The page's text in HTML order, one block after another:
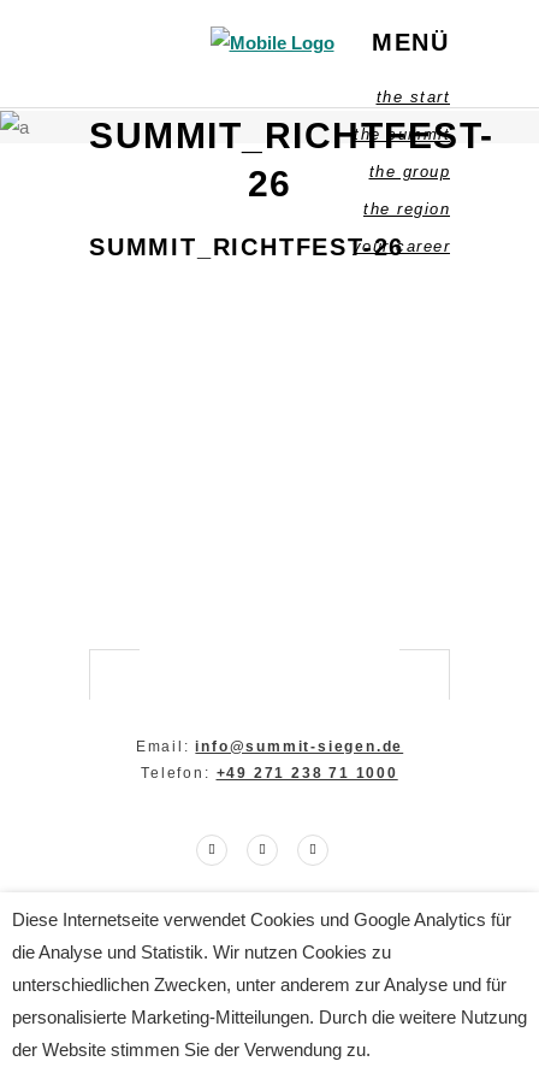
MENÜ
the start
the summit
the group
the region
your career
SUMMIT_RICHTFEST-
26
SUMMIT_RICHTFEST-26
Email:info@summit-siegen.de
Telefon: +49 271 238 71 1000
Copyright The SUMMIT 2024
All Rights Reserved
Impressum|Datenschutz
Diese Internetseite verwendet Cookies und Google Analytics für
die Analyse und Statistik. Wir nutzen Cookies zu
unterschiedlichen Zwecken, unter anderem zur Analyse und für
personalisierte Marketing-Mitteilungen. Durch die weitere Nutzung
der Website stimmen Sie der Verwendung zu.